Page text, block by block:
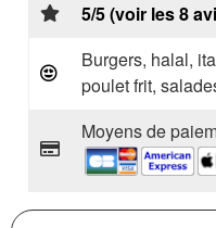
5/5 (voir les 8
Burgers, halal,
poulet frit,
Moyens de